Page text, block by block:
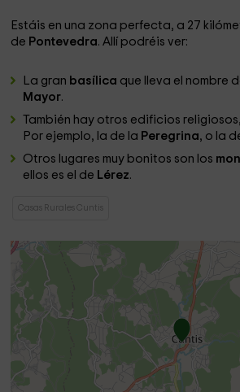
Estáis en una zona perfecta, a 27
de Pontevedra. Allí podréis ver:
La gran basílica que lleva el nombre
Mayor.
También hay otros edificios
Por ejemplo, la de la Peregrina, o la
Otros lugares muy bonitos son los
ellos es el de Lérez.
Casas Rurales Cuntis